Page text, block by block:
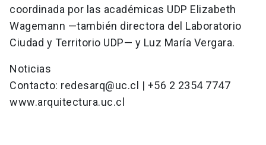
coordinada por las académicas UDP Elizabeth
Wagemann —también directora del Laboratorio
Ciudad y Territorio UDP— y Luz María Vergara.
Noticias
Contacto: redesarq@uc.cl | +56 2 2354 7747
www.arquitectura.uc.cl